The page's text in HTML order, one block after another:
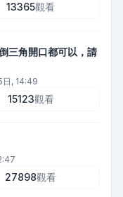
13365觀看
三角開口都可以，請
日, 14:49
15123觀看
27898觀看